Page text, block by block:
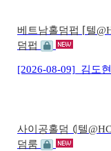
베트남홀덤펍 ⌈텔
덤펍
[2026-08-09] 김도현
사이공홀덤 ⦇텔
덤룸